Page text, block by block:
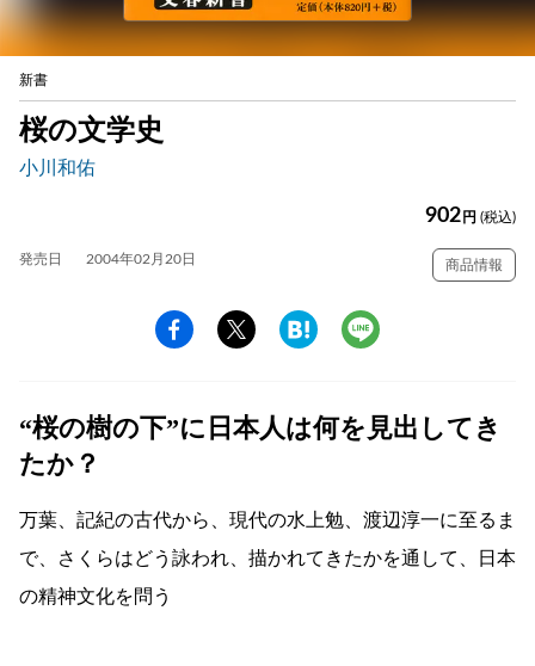
新書
桜の文学史
小川和佑
902 円 (税込)
発売日 2004年02月20日 商品情報
“桜の樹の下”に日本人は何を見出してき
たか？
万葉、記紀の古代から、現代の水上勉、渡辺淳一に至るま
で、さくらはどう詠われ、描かれてきたかを通して、日本
の精神文化を問う